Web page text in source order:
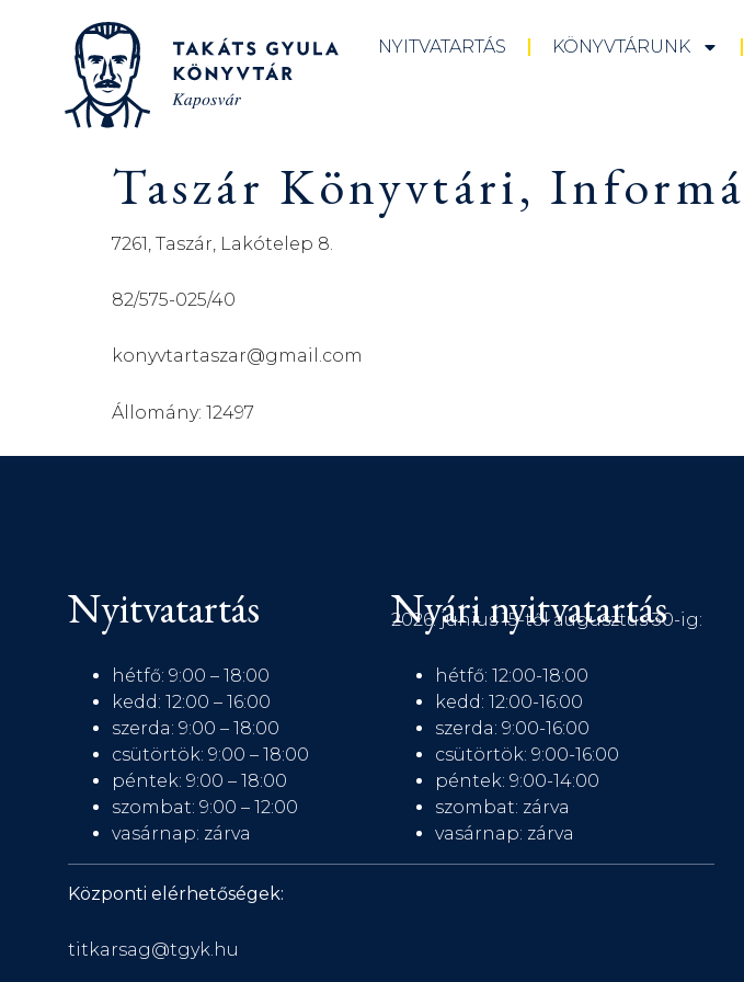
NYITVATARTÁS KÖNYVTÁRUNK
Taszár Könyvtári,
7261, Taszár, Lakótelep 8.
82/575-025/40
konyvtartaszar@gmail.com
Állomány: 12497
Nyitvatartás
hétfő: 9:00 – 18:00
kedd: 12:00 – 16:00
szerda: 9:00 – 18:00
csütörtök: 9:00 – 18:00
péntek: 9:00 – 18:00
szombat: 9:00 – 12:00
vasárnap: zárva
Nyári nyitvatartás
2026. június 15-től augusztus 30-ig:
hétfő: 12:00-18:00
kedd: 12:00-16:00
szerda: 9:00-16:00
csütörtök: 9:00-16:00
péntek: 9:00-14:00
szombat: zárva
vasárnap: zárva
Központi elérhetőségek:
titkarsag@tgyk.hu